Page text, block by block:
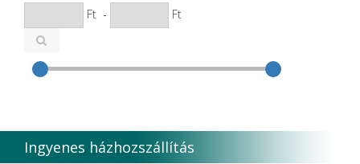
CAVEX
Cefla S.C.
CEMM Dental High Tech Ltd.
Coxo Medical Instrument Co. Ltd.
Degradable Solutions AG
DELTA RT.
Ft - Ft
Ingyenes házhozszállítás